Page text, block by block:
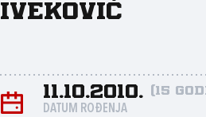
Iveković
11.10.2010. (15
DATUM ROĐENJA